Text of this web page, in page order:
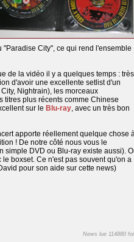
City", ce qui rend l'ensemble
de la vidéo il y a quelques temps : très
d'avoir une excellente setlist d'un
Nightrain), les morceaux
titres plus récents comme Chinese
sur le Blu-ray , avec un très bon
apporte réellement quelque chose
! De notre côté nous vous le
simple DVD ou Blu-ray existe aussi).
boxset. Ce n'est pas souvent qu'on a
pour son aide sur cette news)
News lue 114880